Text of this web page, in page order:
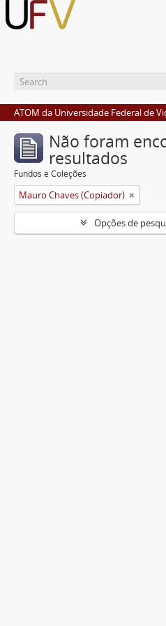
ATOM da Universidade Federal de
Não foram
resultados
Fundos e Coleções
Mauro Chaves (Copiador)
Opções de